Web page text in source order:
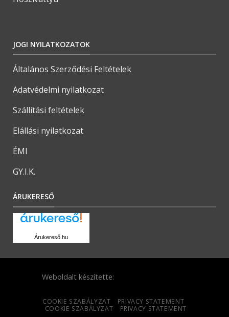
JOGI NYILATKOZATOK
Általános Szerződési Feltételek
Adatvédelmi nyilatkozat
Szállítási feltételek
Elállási nyilatkozat
ÉMI
GY.I.K.
ÁRUKERESŐ
Árukereső.hu
Weboldalt készítette:
COOKIE SZABÁLYZAT
PRIVACY STATEMENT
COOKIE SZABÁLYZAT
PRIVACY STATEMENT